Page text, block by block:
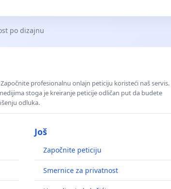
po dizajnu
profesionalnu onlajn peticiju koristeći naš servis.
stoga je kreiranje peticije odličan put da budete
odluka.
Još
Započnite peticiju
Smernice za privatnost